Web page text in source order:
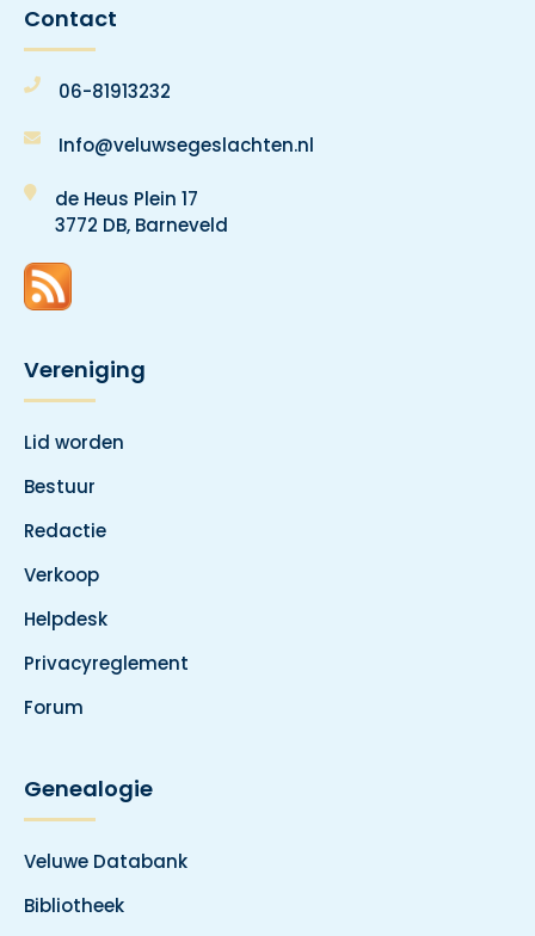
Contact
06-81913232
Info@veluwsegeslachten.nl
de Heus Plein 17
3772 DB, Barneveld
Vereniging
Lid worden
Bestuur
Redactie
Verkoop
Helpdesk
Privacyreglement
Forum
Genealogie
Veluwe Databank
Bibliotheek